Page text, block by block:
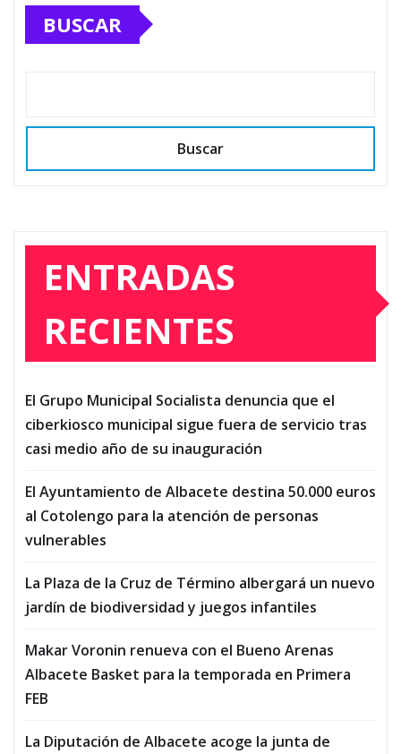
BUSCAR
Buscar
ENTRADAS
RECIENTES
El Grupo Municipal Socialista denuncia que el
ciberkiosco municipal sigue fuera de servicio tras
casi medio año de su inauguración
El Ayuntamiento de Albacete destina 50.000 euros
al Cotolengo para la atención de personas
vulnerables
La Plaza de la Cruz de Término albergará un nuevo
jardín de biodiversidad y juegos infantiles
Makar Voronin renueva con el Bueno Arenas
Albacete Basket para la temporada en Primera
FEB
La Diputación de Albacete acoge la junta de